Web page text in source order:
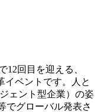
12回目を迎える、
イベントです。人と
ェント型企業）の姿
でグローバル発表さ